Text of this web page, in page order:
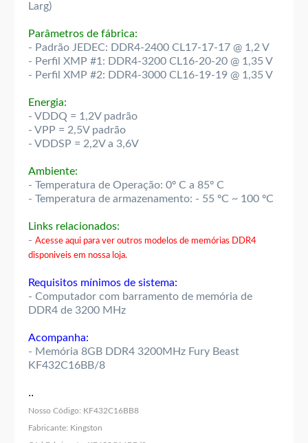
Larg)
Parâmetros de fábrica:
- Padrão JEDEC: DDR4-2400 CL17-17-17 @ 1,2 V
- Perfil XMP #1: DDR4-3200 CL16-20-20 @ 1,35 V
- Perfil XMP #2: DDR4-3000 CL16-19-19 @ 1,35 V
Energia:
- VDDQ = 1,2V padrão
- VPP = 2,5V padrão
- VDDSP = 2,2V a 3,6V
Ambiente:
- Temperatura de Operação: 0º C a 85º C
- Temperatura de armazenamento: - 55 ºC ~ 100 ºC
Links relacionados:
- Acesse aqui para ver outros modelos de memórias DDR4
disponiveis em nossa loja.
Requisitos mínimos de sistema:
- Computador com barramento de memória de
DDR4 de 3200 MHz
Acompanha:
- Memória 8GB DDR4 3200MHz Fury Beast
KF432C16BB/8
..
Nosso Código: KF432C16BB8
Fabricante: Kingston